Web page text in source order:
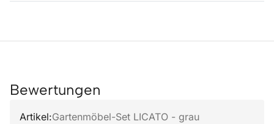
Bewertungen
Artikel:Gartenmöbel-Set LICATO - grau